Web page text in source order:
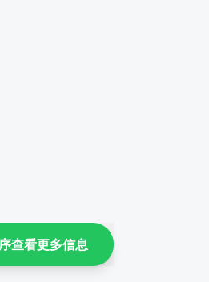
查看更多信息